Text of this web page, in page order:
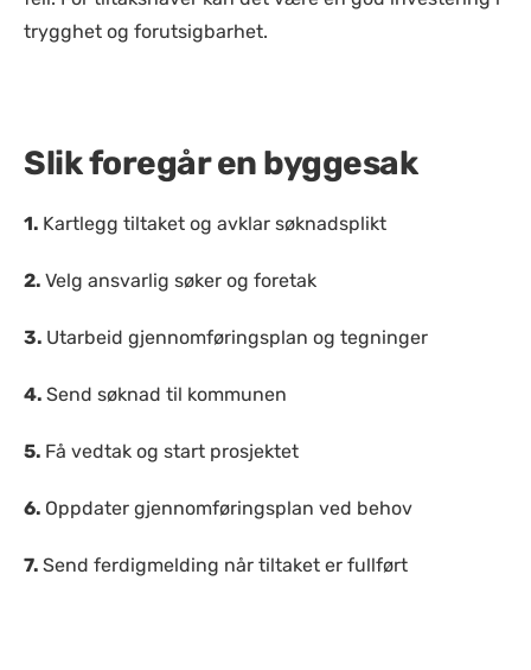
trygghet og forutsigbarhet.
Slik foregår en byggesak
1. Kartlegg tiltaket og avklar søknadsplikt
2. Velg ansvarlig søker og foretak
3. Utarbeid gjennomføringsplan og tegninger
4. Send søknad til kommunen
5. Få vedtak og start prosjektet
6. Oppdater gjennomføringsplan ved behov
7. Send ferdigmelding når tiltaket er fullført